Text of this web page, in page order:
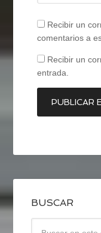
Recibir un
comentarios a
Recibir un
entrada.
BUSCAR